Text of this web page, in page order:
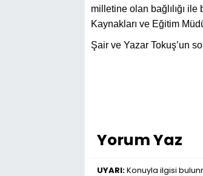
milletine olan bağlılığı
Kaynakları ve Eğitim
Şair ve Yazar Tokuş’un
Yorum Yaz
UYARI:Konuyla ilgisi